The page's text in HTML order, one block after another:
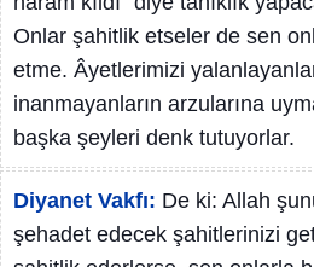
Onlar şahitlik etseler de sen
etme. Âyetlerimizi
inanmayanların arzularına
başka şeyleri denk tutuyorlar.
Diyanet Vakfı: De ki: Allah
şehadet edecek şahitlerinizi